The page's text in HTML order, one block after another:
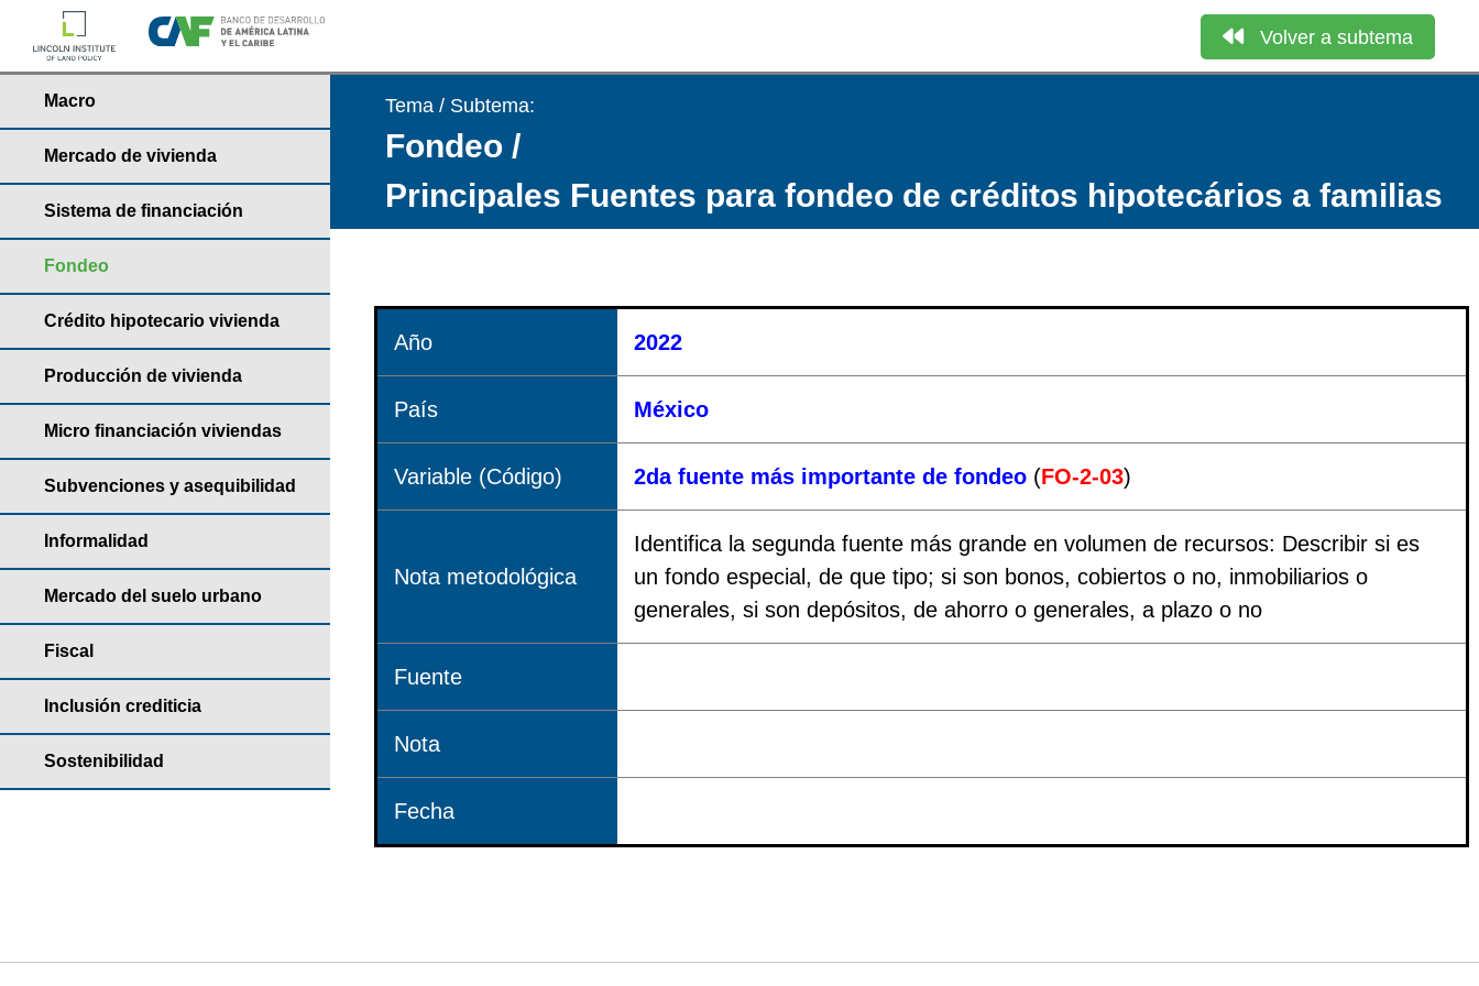
Volver a subtema
Macro
Mercado de vivienda
Sistema de financiación
Fondeo
Crédito hipotecario vivienda
Producción de vivienda
Micro financiación viviendas
Subvenciones y asequibilidad
Informalidad
Mercado del suelo urbano
Fiscal
Inclusión crediticia
Sostenibilidad
Tema / Subtema:
Fondeo /
Principales Fuentes para fondeo de créditos hipotecários a familias
Año 2022
País México
Variable (Código) 2da fuente más importante de fondeo (FO-2-03)
Nota metodológica
Identifica la segunda fuente más grande en volumen de recursos: Describir si es
un fondo especial, de que tipo; si son bonos, cobiertos o no, inmobiliarios o
generales, si son depósitos, de ahorro o generales, a plazo o no
Fuente
Nota
Fecha